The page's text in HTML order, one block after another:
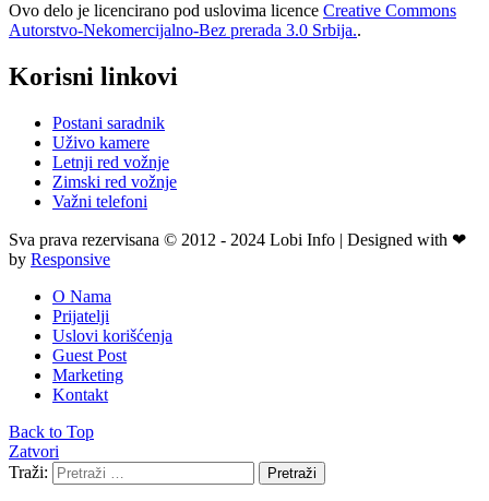
Ovo delo je licencirano pod uslovima licence Creative Commons
Autorstvo-Nekomercijalno-Bez prerada 3.0 Srbija..
Korisni linkovi
Postani saradnik
Uživo kamere
Letnji red vožnje
Zimski red vožnje
Važni telefoni
Sva prava rezervisana © 2012 - 2024 Lobi Info | Designed with ❤
by Responsive
O Nama
Prijatelji
Uslovi korišćenja
Guest Post
Marketing
Kontakt
Back to Top
Zatvori
Traži:
Pretraži